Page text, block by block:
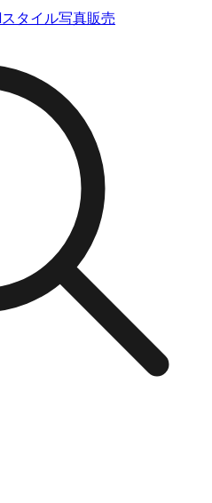
タイル写真販売